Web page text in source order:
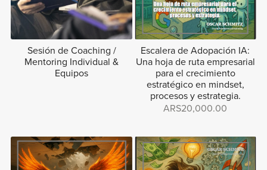
Sesión de Coaching /
Mentoring Individual &
Equipos
Escalera de Adopación IA:
Una hoja de ruta empresarial
para el crecimiento
estratégico en mindset,
procesos y estrategia.
ARS20,000.00